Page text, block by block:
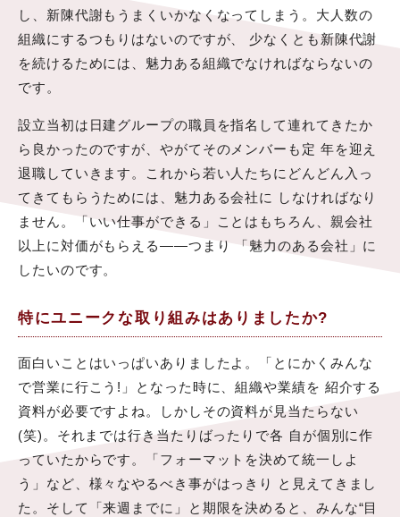
し、新陳代謝もうまくいかなくなってしまう。大人数の
組織にするつもりはないのですが、 少なくとも新陳代謝
を続けるためには、魅力ある組織でなければならないの
です。
設立当初は日建グループの職員を指名して連れてきたか
ら良かったのですが、やがてそのメンバーも定 年を迎え
退職していきます。これから若い人たちにどんどん入っ
てきてもらうためには、魅力ある会社に しなければなり
ません。「いい仕事ができる」ことはもちろん、親会社
以上に対価がもらえる――つまり 「魅力のある会社」に
したいのです。
特にユニークな取り組みはありましたか?
面白いことはいっぱいありましたよ。「とにかくみんな
で営業に行こう!」となった時に、組織や業績を 紹介する
資料が必要ですよね。しかしその資料が見当たらない
(笑)。それまでは行き当たりばったりで各 自が個別に作
っていたからです。「フォーマットを決めて統一しよ
う」など、様々なやるべき事がはっきり と見えてきまし
た。そして「来週までに」と期限を決めると、みんな“目